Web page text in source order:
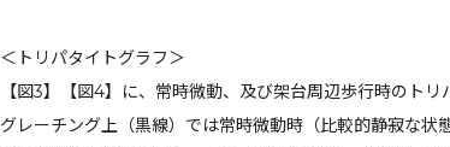
＜トリパタイトグラフ＞
【図3】【図4】に、常時微動、及び架台周辺歩行時のト
グレーチング上（黒線）では常時微動時（比較的静寂な